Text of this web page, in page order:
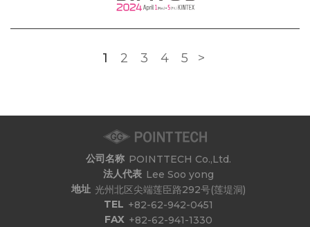
1 2 3 4 5 >
公司名称 POINTTECH Co.,Ltd.
法人代表 Lee Soo yong
地址 光州北区尖端莲臣路292号(莲堤洞)
TEL +82-62-942-0451
FAX +82-62-941-1330